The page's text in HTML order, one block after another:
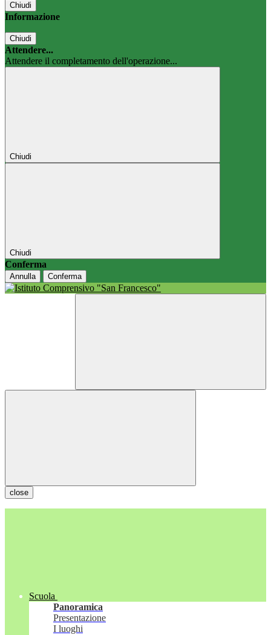
Chiudi
Informazione
Chiudi
Attendere...
Attendere il completamento dell'operazione...
Chiudi
Chiudi
Conferma
Annulla Conferma
close
Scuola
Panoramica
Presentazione
I luoghi